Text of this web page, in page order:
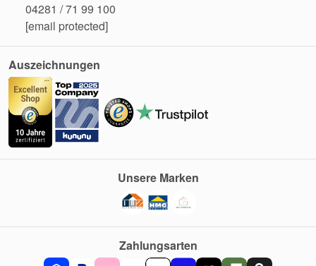
04281 / 71 99 100
[email protected]
Auszeichnungen
Zahlungsarten
Unsere Marken